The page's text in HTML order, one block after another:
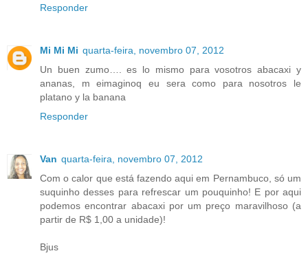
Responder
Mi Mi Mi quarta-feira, novembro 07, 2012
Un buen zumo…. es lo mismo para vosotros abacaxi y
ananas, m eimaginoq eu sera como para nosotros le
platano y la banana
Responder
Van quarta-feira, novembro 07, 2012
Com o calor que está fazendo aqui em Pernambuco, só um
suquinho desses para refrescar um pouquinho! E por aqui
podemos encontrar abacaxi por um preço maravilhoso (a
partir de R$ 1,00 a unidade)!
Bjus